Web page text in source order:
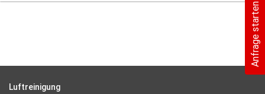
Anfrage starten
Luftreinigung